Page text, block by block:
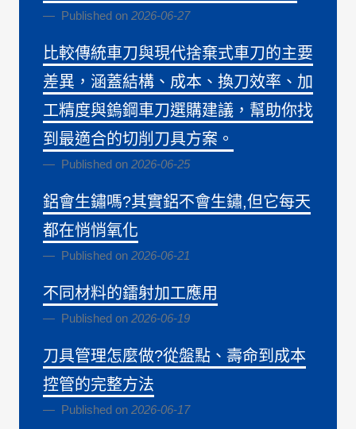
Published on 2026-06-27
比較傳統車刀與現代捨棄式車刀的主要
差異，涵蓋結構、成本、換刀效率、加
工精度與鎢鋼車刀選購建議，幫助你找
到最適合的切削刀具方案。
Published on 2026-06-25
鋁會生鏽嗎?其實鋁不會生鏽,但它每天
都在悄悄氧化
Published on 2026-06-21
不同材料的鐳射加工應用
Published on 2026-06-19
刀具管理怎麼做?從盤點、壽命到成本
控管的完整方法
Published on 2026-06-17